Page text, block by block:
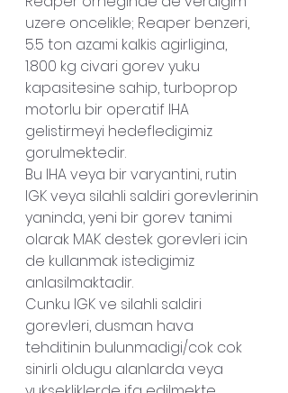
uzere oncelikle; Reaper benzeri,
5.5 ton azami kalkis agirligina,
1.800 kg civari gorev yuku
kapasitesine sahip, turboprop
motorlu bir operatif IHA
gelistirmeyi hedefledigimiz
gorulmektedir.
Bu IHA veya bir varyantini, rutin
IGK veya silahli saldiri gorevlerinin
yaninda, yeni bir gorev tanimi
olarak MAK destek gorevleri icin
de kullanmak istedigimiz
anlasilmaktadir.
Cunku IGK ve silahli saldiri
gorevleri, dusman hava
tehditinin bulunmadigi/cok cok
sinirli oldugu alanlarda veya